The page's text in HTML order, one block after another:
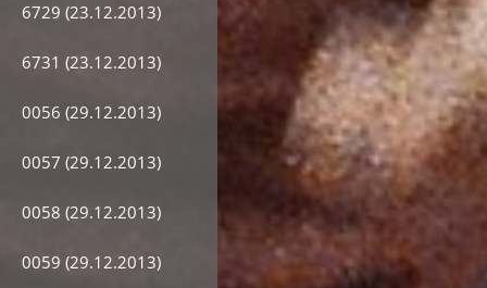
6729 (23.12.2013)
6731 (23.12.2013)
0056 (29.12.2013)
0057 (29.12.2013)
0058 (29.12.2013)
0059 (29.12.2013)